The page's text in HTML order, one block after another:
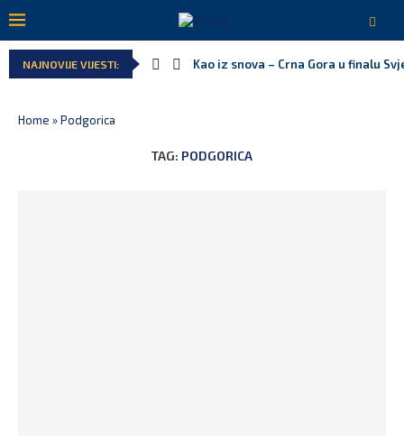
NAJNOVIJE VIJESTI: Kao iz snova – Crna Gora u finalu
Home »Podgorica
TAG: PODGORICA